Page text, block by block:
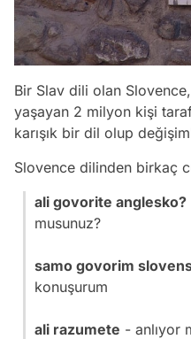
Bir Slav dili olan
yaşayan 2 milyon kişi
karışık bir dil olup
Slovence dilinden birkaç
ali govorite anglesko?
musunuz?
samo govorim
konuşurum
ali razumete - anlıyor